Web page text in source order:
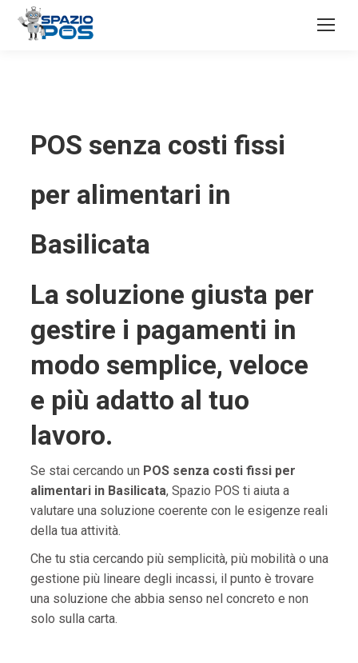
POS senza costi fissi
per alimentari in
Basilicata
La soluzione giusta per
gestire i pagamenti in
modo semplice, veloce
e più adatto al tuo
lavoro.
Se stai cercando un POS senza costi fissi per
alimentari in Basilicata, Spazio POS ti aiuta a
valutare una soluzione coerente con le esigenze reali
della tua attività.
Che tu stia cercando più semplicità, più mobilità o una
gestione più lineare degli incassi, il punto è trovare
una soluzione che abbia senso nel concreto e non
solo sulla carta.